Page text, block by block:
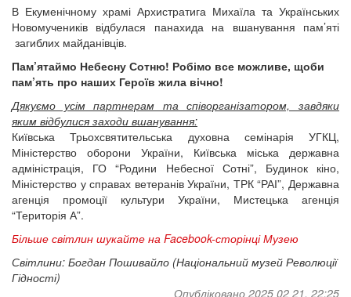
В Екуменічному храмі Архистратига Михаїла та Українських
Новомучеників відбулася панахида на вшанування пам’яті
загиблих майданівців.
Пам’ятаймо Небесну Сотню! Робімо все можливе, щоби
пам’ять про наших Героїв жила вічно!
Дякуємо усім партнерам та співорганізатором, завдяки
яким відбулися заходи вшанування:
Київська Трьохсвятительська духовна семінарія УГКЦ,
Міністерство оборони України, Київська міська державна
адміністрація, ГО “Родини Небесної Сотні”, Будинок кіно,
Міністерство у справах ветеранів України, ТРК “РАІ”, Державна
агенція промоції культури України, Мистецька агенція
“Територія А”.
Більше світлин шукайте на Facebook-сторінці Музею
Світлини: Богдан Пошивайло (Національний музей Революції
Гідності)
Опубліковано 2025 02 21, 22:25